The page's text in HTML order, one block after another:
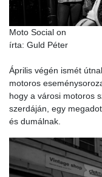
Moto Social on
írta: Guld Péter
Április végén ismét
motoros
hogy a városi motoros
szerdáján, egy
és dumálnak.